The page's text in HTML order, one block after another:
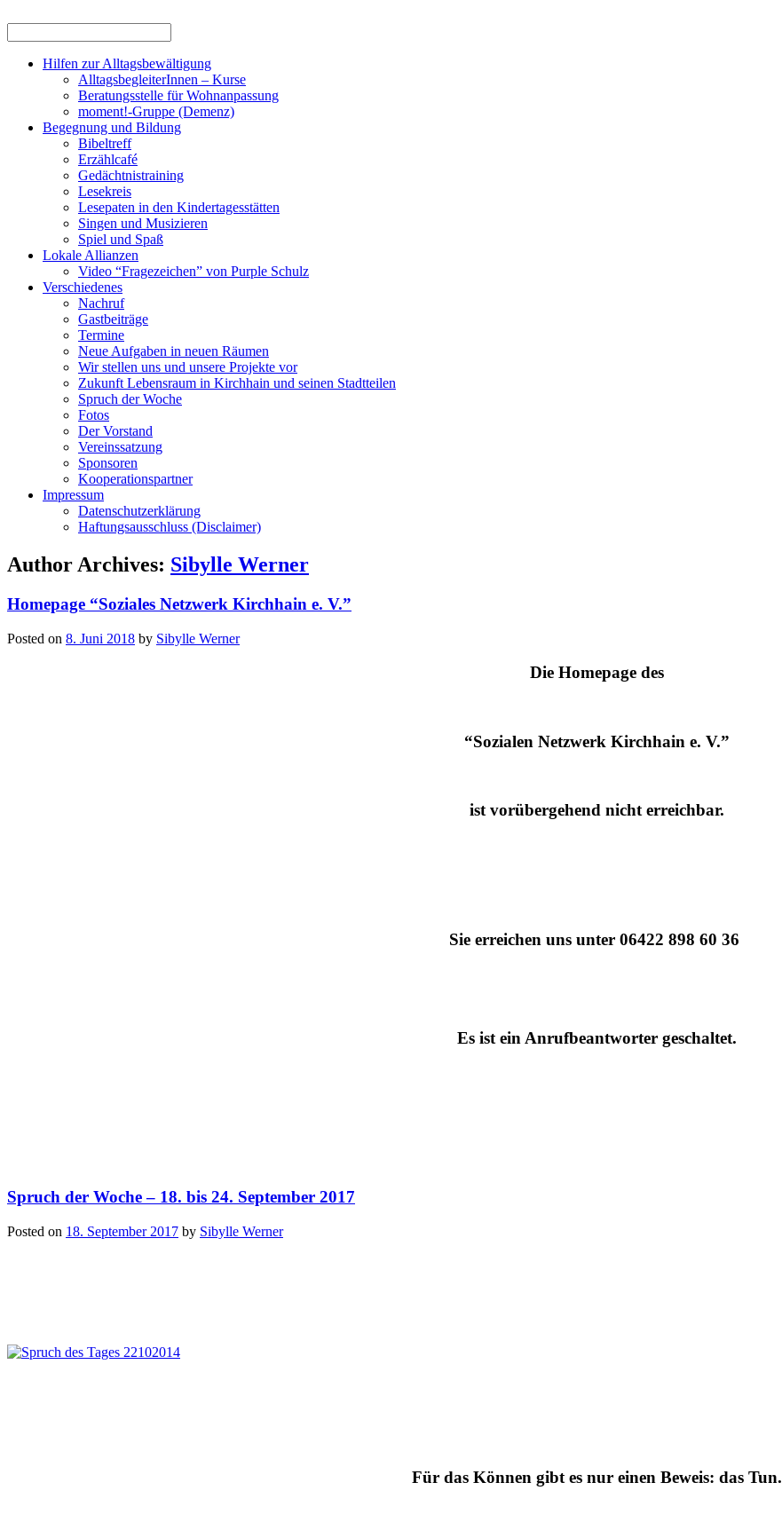
Hilfen zur Alltagsbewältigung
AlltagsbegleiterInnen – Kurse
Beratungsstelle für Wohnanpassung
moment!-Gruppe (Demenz)
Begegnung und Bildung
Bibeltreff
Erzählcafé
Gedächtnistraining
Lesekreis
Lesepaten in den Kindertagesstätten
Singen und Musizieren
Spiel und Spaß
Lokale Allianzen
Video “Fragezeichen” von Purple Schulz
Verschiedenes
Nachruf
Gastbeiträge
Termine
Neue Aufgaben in neuen Räumen
Wir stellen uns und unsere Projekte vor
Zukunft Lebensraum in Kirchhain und seinen Stadtteilen
Spruch der Woche
Fotos
Der Vorstand
Vereinssatzung
Sponsoren
Kooperationspartner
Impressum
Datenschutzerklärung
Haftungsausschluss (Disclaimer)
Author Archives: Sibylle Werner
Homepage “Soziales Netzwerk Kirchhain e. V.”
Posted on 8. Juni 2018 by Sibylle Werner
Die Homepage des
“Sozialen Netzwerk Kirchhain e. V.”
ist vorübergehend nicht erreichbar.
Sie erreichen uns unter 06422 898 60 36
Es ist ein Anrufbeantworter geschaltet.
Spruch der Woche – 18. bis 24. September 2017
Posted on 18. September 2017 by Sibylle Werner
Für das Können gibt es nur einen Beweis: das Tun.